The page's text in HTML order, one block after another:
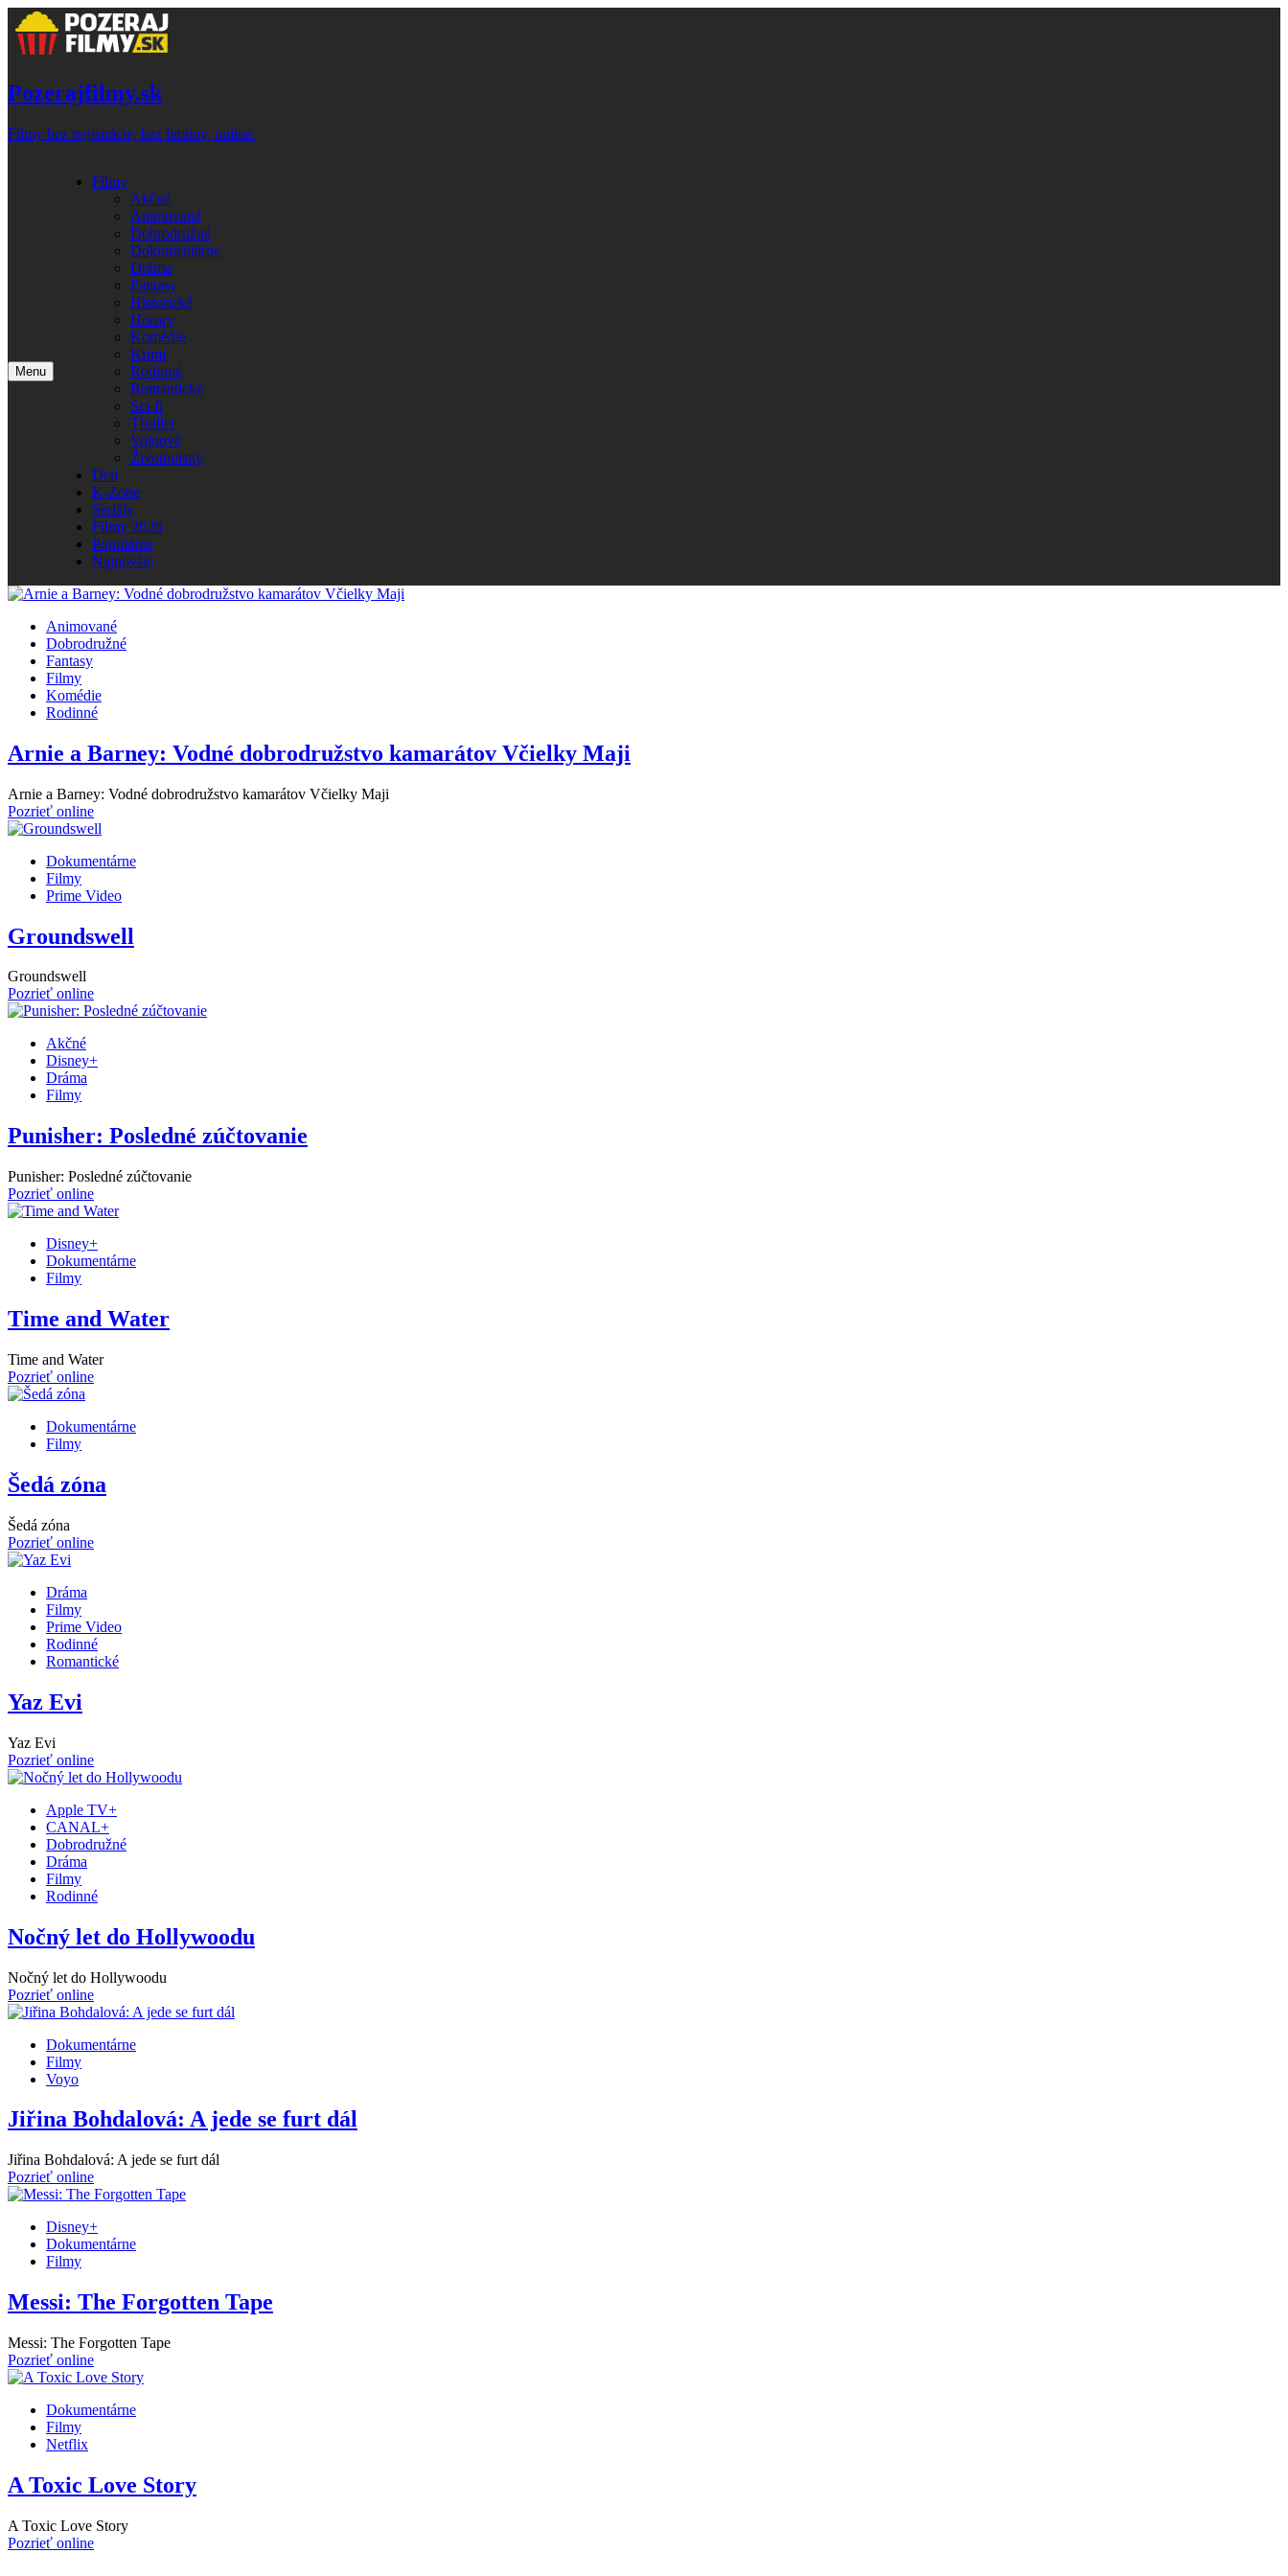
Skip
to
content
Pozerajfilmy.sk
Filmy bez registrácie, bez limitov, online.
Menu
Filmy
Akčné
Animované
Dobrodružné
Dokumentárne
Dráma
Fantasy
Historické
Horory
Komédie
Krimi
Rodinné
Romantické
Sci-fi
Thriller
Vojnové
Životopisný
Deti
K-Zone
Seriály
Filmy 2026
Populárne
Najnovšie
Animované
Dobrodružné
Fantasy
Filmy
Komédie
Rodinné
Arnie a Barney: Vodné dobrodružstvo kamarátov Včielky Maji
Arnie a Barney: Vodné dobrodružstvo kamarátov Včielky Maji
Pozrieť online
Dokumentárne
Filmy
Prime Video
Groundswell
Groundswell
Pozrieť online
Akčné
Disney+
Dráma
Filmy
Punisher: Posledné zúčtovanie
Punisher: Posledné zúčtovanie
Pozrieť online
Disney+
Dokumentárne
Filmy
Time and Water
Time and Water
Pozrieť online
Dokumentárne
Filmy
Šedá zóna
Šedá zóna
Pozrieť online
Dráma
Filmy
Prime Video
Rodinné
Romantické
Yaz Evi
Yaz Evi
Pozrieť online
Apple TV+
CANAL+
Dobrodružné
Dráma
Filmy
Rodinné
Nočný let do Hollywoodu
Nočný let do Hollywoodu
Pozrieť online
Dokumentárne
Filmy
Voyo
Jiřina Bohdalová: A jede se furt dál
Jiřina Bohdalová: A jede se furt dál
Pozrieť online
Disney+
Dokumentárne
Filmy
Messi: The Forgotten Tape
Messi: The Forgotten Tape
Pozrieť online
Dokumentárne
Filmy
Netflix
A Toxic Love Story
A Toxic Love Story
Pozrieť online